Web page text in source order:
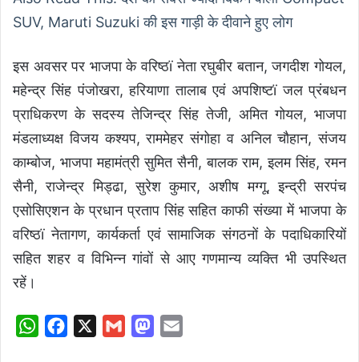
SUV, Maruti Suzuki की इस गाड़ी के दीवाने हुए लोग
इस अवसर पर भाजपा के वरिष्ठï नेता रघुबीर बतान, जगदीश गोयल,
महेन्द्र सिंह पंजोखरा, हरियाणा तालाब एवं अपशिष्टï जल प्रंबधन
प्राधिकरण के सदस्य तेजिन्द्र सिंह तेजी, अमित गोयल, भाजपा
मंडलाध्यक्ष विजय कश्यप, राममेहर संगोहा व अनिल चौहान, संजय
काम्बोज, भाजपा महामंत्री सुमित सैनी, बालक राम, इलम सिंह, रमन
सैनी, राजेन्द्र मिड्ढा, सुरेश कुमार, अशीष मग्गू, इन्द्री सरपंच
एसोसिएशन के प्रधान प्रताप सिंह सहित काफी संख्या में भाजपा के
वरिष्ठï नेतागण, कार्यकर्ता एवं सामाजिक संगठनों के पदाधिकारियों
सहित शहर व विभिन्न गांवों से आए गणमान्य व्यक्ति भी उपस्थित
रहें।
W
M